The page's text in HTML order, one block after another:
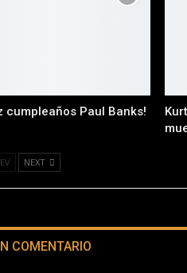
cumpleaños Paul Banks!
NEXT
COMENTARIO